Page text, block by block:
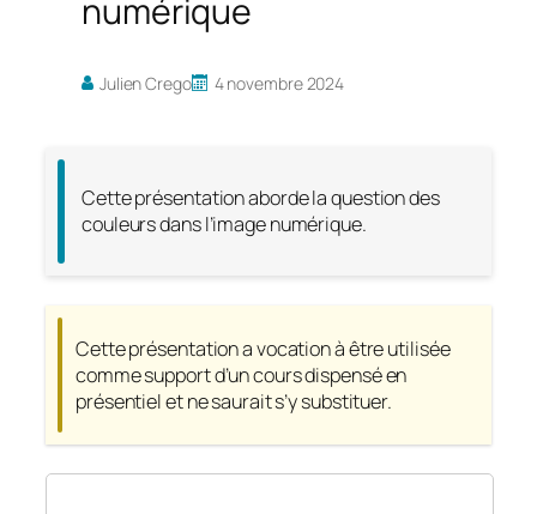
numérique
Julien Crego 4 novembre 2024
Cette présentation aborde la question des
couleurs dans l’image numérique.
Cette présentation a vocation à être utilisée
comme support d’un cours dispensé en
présentiel et ne saurait s’y substituer.